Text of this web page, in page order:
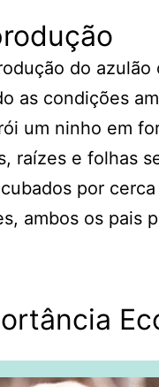
do
as condições
um ninho em
raízes e folhas
por
ambos os pais